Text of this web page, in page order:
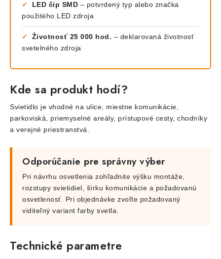
✓ LED čip SMD – potvrdený typ alebo značka
použitého LED zdroja
✓ Životnosť 25 000 hod. – deklarovaná životnosť
svetelného zdroja
Kde sa produkt hodí?
Svietidlo je vhodné na ulice, miestne komunikácie,
parkoviská, priemyselné areály, prístupové cesty, chodníky
a verejné priestranstvá.
Odporúčanie pre správny výber
Pri návrhu osvetlenia zohľadnite výšku montáže,
rozstupy svietidiel, šírku komunikácie a požadovanú
osvetlenosť. Pri objednávke zvoľte požadovaný
viditeľný variant farby svetla.
Technické parametre